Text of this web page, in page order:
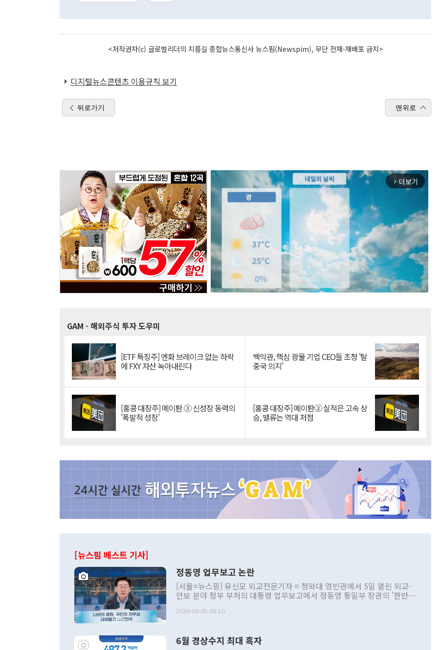
<저작권자(c) 글로벌리더의 지름길 종합뉴스통신사 뉴스핌(Newspim), 무단 전재-재배포 금지>
디지털뉴스콘텐츠 이용규칙 보기
뒤로가기 맨위로
arrow_forward_ios 더보기
GAM - 해외주식 투자 도우미
[ETF 특징주] 엔화 브레이크 없는 하락
에 FXY 자산 녹아내린다
백악관, 핵심 광물 기업 CEO들 초청 '탈
중국 의지'
[홍콩 대장주] 메이퇀 ③ 신성장 동력의
'폭발적 성장'
[홍콩 대장주] 메이퇀② 실적은 고속 상
승, 밸류는 역대 저점
[뉴스핌 베스트 기사]
정동영 업무보고 논란
[서울=뉴스핌] 유신모 외교전문기자 = 청와대 영빈관에서 5일 열린 외교·
안보 분야 정부 부처의 대통령 업무보고에서 정동영 통일부 장관의 '한반도
발언 중에는 정부 내 조율을 거치지 않은 사안을 정책으로 추진하겠다고 공
주의적 희망에 근거한 비현실적 구상'이라는 비판을 내놨다. 그동안 정 장
2026-08-06 06:10
6월 경상수지 최대 흑자